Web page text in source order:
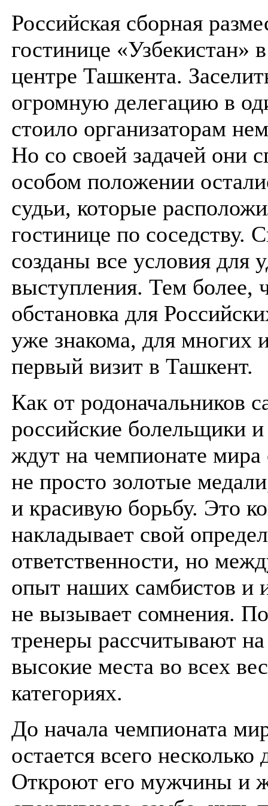
Российская сборная
гостинице «Узбекистан»
центре Ташкента.
огромную делегацию в
стоило организаторам
Но со своей задачей они
особом положении
судьи, которые
гостинице по соседству.
созданы все условия для
выступления. Тем более,
обстановка для
уже знакома, для многих
первый визит в Ташкент.
Как от родоначальников
российские болельщики и
ждут на чемпионате мира
не просто золотые
и красивую борьбу. Это
накладывает свой
ответственности, но
опыт наших самбистов и
не вызывает сомнения.
тренеры рассчитывают
высокие места во всех
категориях.
До начала чемпионата
остается всего несколько
Откроют его мужчины и